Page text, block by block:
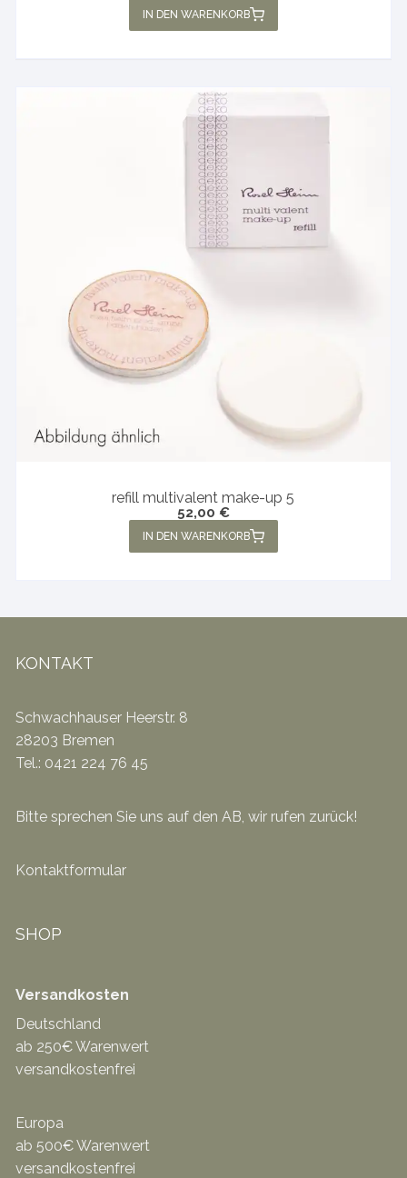
IN DEN WARENKORB
refill multivalent make-up 5
52,00 €
IN DEN WARENKORB
KONTAKT
Schwachhauser Heerstr. 8
28203 Bremen
Tel.: 0421 224 76 45
Bitte sprechen Sie uns auf den AB, wir rufen zurück!
Kontaktformular
SHOP
Versandkosten
Deutschland
ab 250€ Warenwert
versandkostenfrei
Europa
ab 500€ Warenwert
versandkostenfrei